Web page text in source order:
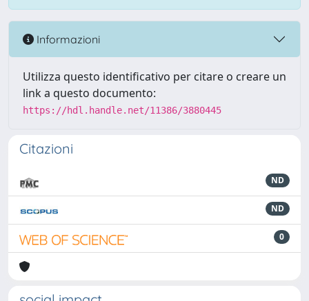
Informazioni
Utilizza questo identificativo per citare o creare un
link a questo documento:
https://hdl.handle.net/11386/3880445
Citazioni
ND
ND
0